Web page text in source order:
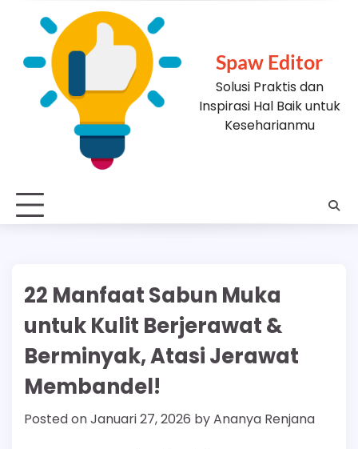
Spaw Editor
Solusi Praktis dan
Inspirasi Hal Baik untuk
Keseharianmu
22 Manfaat Sabun Muka
untuk Kulit Berjerawat &
Berminyak, Atasi Jerawat
Membandel!
Posted onJanuari 27, 2026 byAnanya Renjana